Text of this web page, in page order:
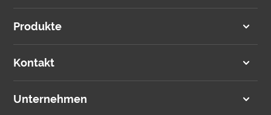
Produkte
Kontakt
Unternehmen